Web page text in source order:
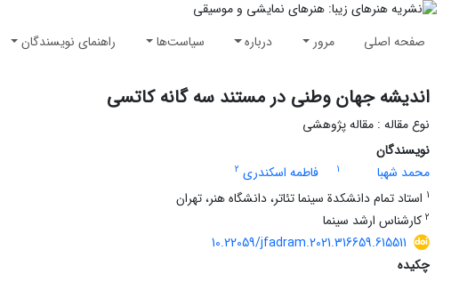
صفحه اصلی مرور درباره سیاست‌ها راهنمای نویسندگان
اندیشه جهان وطنی در مستند سه گانه کاتسی
نوع مقاله : مقاله پژوهشی
نویسندگان
محمد شهبا
1 فاطمه اسکندری 2
1 استاد تمام دانشکدة سینما تئاتر، دانشگاه هنر، تهران
2 کارشناس ارشد سینما
10.22059/jfadram.2021.316659.615511
چکیده